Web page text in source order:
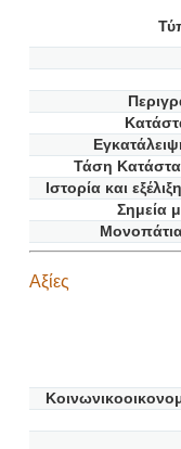
Τάση
Ιστορία και
Σημεία
Αξίες